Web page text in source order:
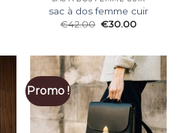
sac à dos femme cuir
€42.00 €30.00
Promo !